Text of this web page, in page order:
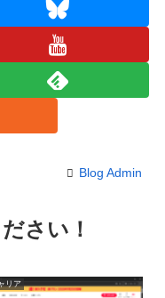
Blog Admin
さい！
リア